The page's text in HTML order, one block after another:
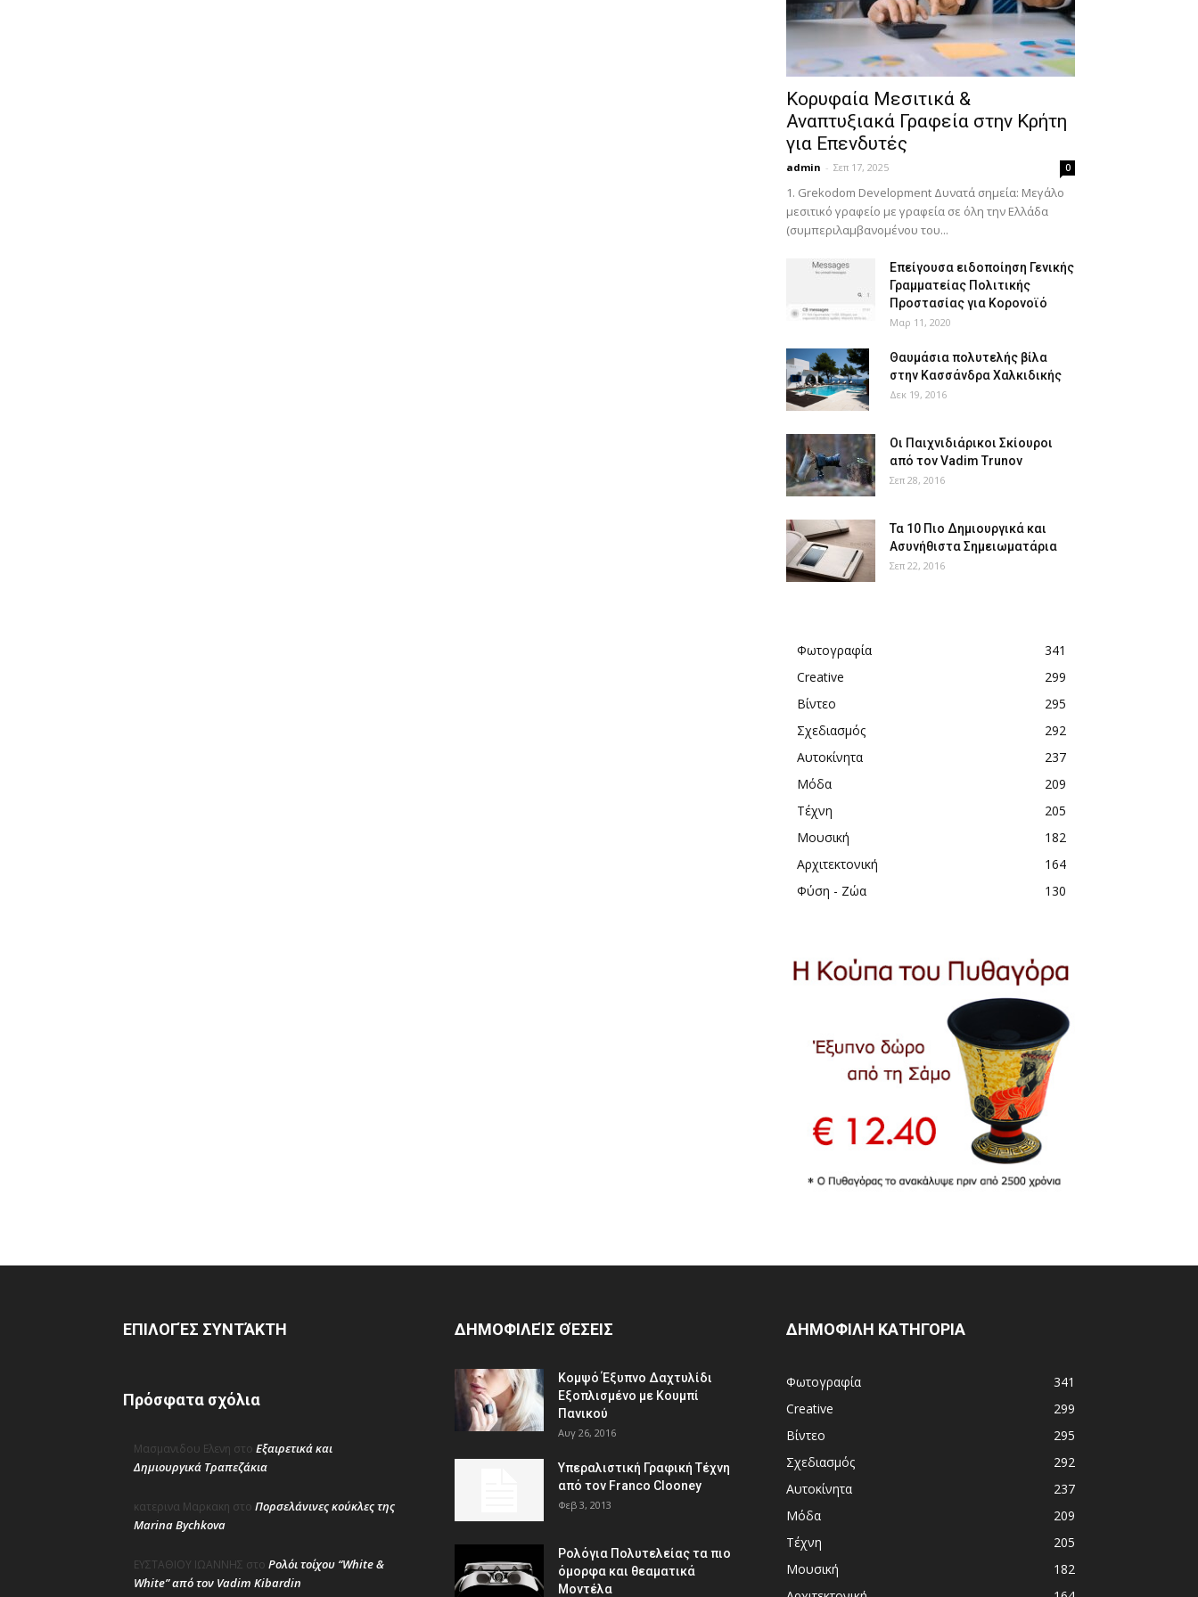
Κορυφαία Μεσιτικά &
Αναπτυξιακά Γραφεία στην Κρήτη
για Επενδυτές
admin - Σεπ 17, 2025 0
1. Grekodom Development Δυνατά σημεία: Μεγάλο
μεσιτικό γραφείο με γραφεία σε όλη την Ελλάδα
(συμπεριλαμβανομένου του...
Επείγουσα ειδοποίηση Γενικής
Γραμματείας Πολιτικής
Προστασίας για Κορονοϊό
Μαρ 11, 2020
Θαυμάσια πολυτελής βίλα
στην Κασσάνδρα Χαλκιδικής
Δεκ 19, 2016
Οι Παιχνιδιάρικοι Σκίουροι
από τον Vadim Trunov
Σεπ 28, 2016
Τα 10 Πιο Δημιουργικά και
Ασυνήθιστα Σημειωματάρια
Σεπ 22, 2016
Φωτογραφία
341
Creative
299
Βίντεο
295
Σχεδιασμός
292
Αυτοκίνητα
237
Μόδα
209
Τέχνη
205
Μουσική
182
Αρχιτεκτονική
164
Φύση - Ζώα
130
ΕΠΙΛΟΓΈΣ ΣΥΝΤΆΚΤΗ
Πρόσφατα σχόλια
Μασμανιδου Ελενη στο Εξαιρετικά και
Δημιουργικά Τραπεζάκια
κατερινα Μαρκακη στο Πορσελάνινες κούκλες της
Marina Bychkova
ΕΥΣΤΑΘΙΟΥ ΙΩΑΝΝΗΣ στο Ρολόι τοίχου “White &
White” από τον Vadim Kibardin
ΔΗΜΟΦΙΛΕΊΣ ΘΈΣΕΙΣ
Κομψό Έξυπνο Δαχτυλίδι
Εξοπλισμένο με Κουμπί
Πανικού
Αυγ 26, 2016
Υπεραλιστική Γραφική Τέχνη
από τον Franco Clooney
Φεβ 3, 2013
Ρολόγια Πολυτελείας τα πιο
όμορφα και θεαματικά
Μοντέλα
ΔΗΜΟΦΙΛΗ ΚΑΤΗΓΟΡΙΑ
Φωτογραφία
341
Creative
299
Βίντεο
295
Σχεδιασμός
292
Αυτοκίνητα
237
Μόδα
209
Τέχνη
205
Μουσική
182